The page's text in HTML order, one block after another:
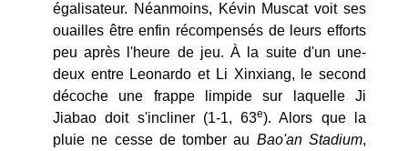
égalisateur. Néanmoins, Kévin Muscat voit ses
ouailles être enfin récompensés de leurs efforts
peu après l'heure de jeu. À la suite d'un une-
deux entre Leonardo et Li Xinxiang, le second
décoche une frappe limpide sur laquelle Ji
Jiabao doit s'incliner (1-1, 63e). Alors que la
pluie ne cesse de tomber au Bao'an Stadium,